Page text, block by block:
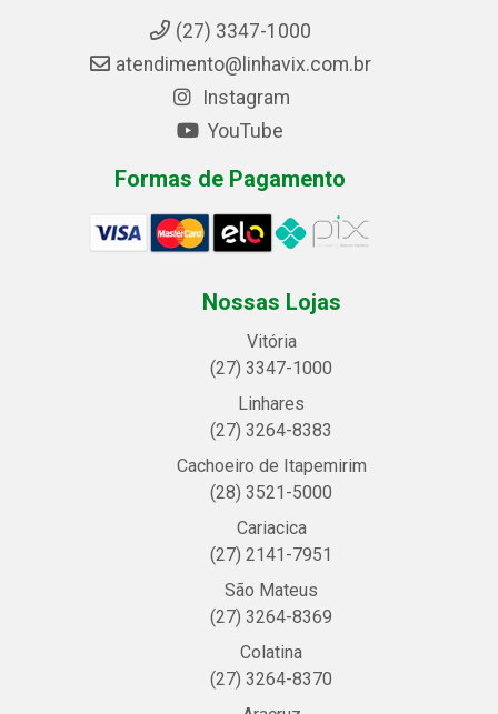
(27) 3347-1000
atendimento@linhavix.com.br
Instagram
YouTube
Formas de Pagamento
Nossas Lojas
Vitória
(27) 3347-1000
Linhares
(27) 3264-8383
Cachoeiro de Itapemirim
(28) 3521-5000
Cariacica
(27) 2141-7951
São Mateus
(27) 3264-8369
Colatina
(27) 3264-8370